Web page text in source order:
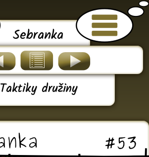
Sebranka
Taktiky družiny